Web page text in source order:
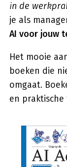
in de
je als
AI voor jouw
Het mooie
boeken die
omgaat.
en